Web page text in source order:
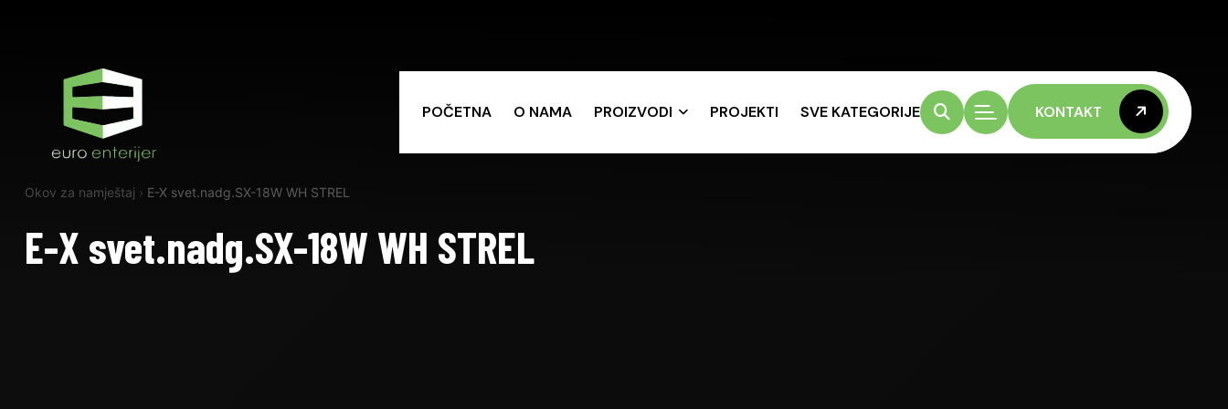
POČETNA O NAMA PROIZVODI PROJEKTI SVE KATEGORIJE KONTAKT
KONTAKT
Okov za namještaj › E-X svet.nadg.SX-18W WH STREL
E-X svet.nadg.SX-18W WH STREL